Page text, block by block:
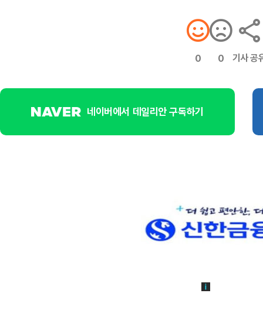
0 0 기사 공
네이버에서 데일리안 구독하기